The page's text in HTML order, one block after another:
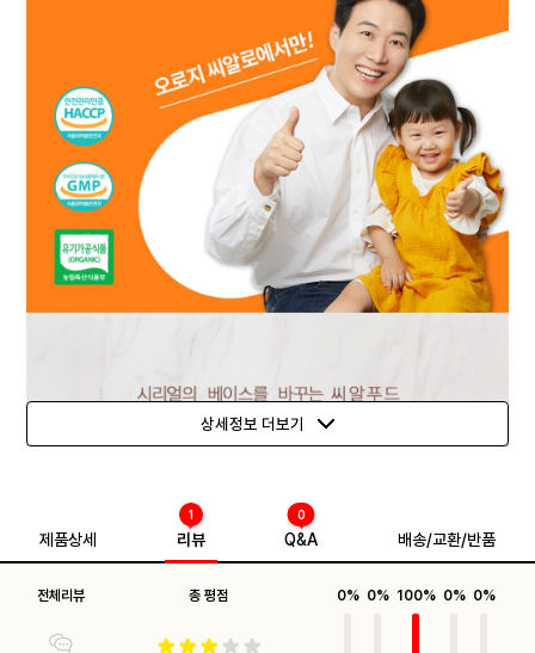
상세정보 더보기
제품상세 리뷰
1
Q&A
0
배송/교환/반품
전체리뷰 총 평점 0% 0% 100% 0% 0%